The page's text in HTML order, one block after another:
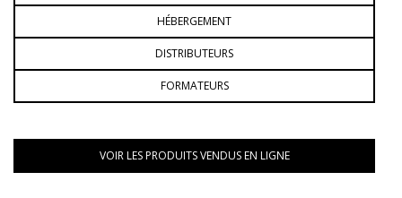
HÉBERGEMENT
DISTRIBUTEURS
FORMATEURS
VOIR LES PRODUITS VENDUS EN LIGNE